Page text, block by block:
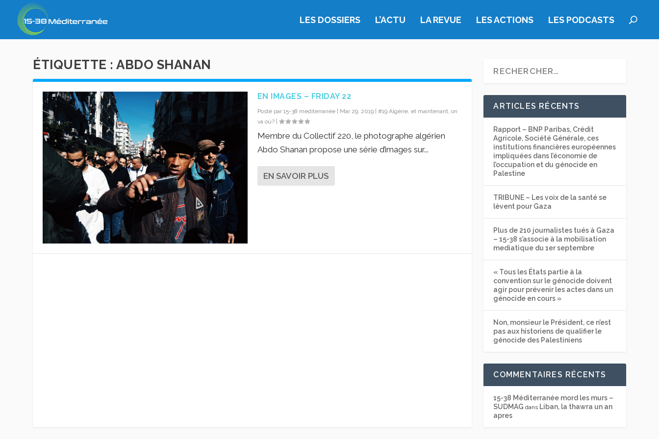
LES DOSSIERS L’ACTU LA REVUE LES ACTIONS LES PODCASTS
ÉTIQUETTE :ABDO SHANAN
EN IMAGES – FRIDAY 22
Posté par 15-38 mediterranée| Mar 29, 2019| #19 Algérie, et maintenant, on
va où?|
Membre du Collectif 220, le photographe algérien
Abdo Shanan propose une série d’images sur...
EN SAVOIR PLUS
ARTICLES RÉCENTS
Rapport – BNP Paribas, Crédit
Agricole, Société Générale, ces
institutions financières européennes
impliquées dans l’économie de
l’occupation et du génocide en
Palestine
TRIBUNE – Les voix de la santé se
lèvent pour Gaza
Plus de 210 journalistes tués à Gaza
– 15-38 s’associe à la mobilisation
mediatique du 1er septembre
« Tous les États partie à la
convention sur le génocide doivent
agir pour prévenir les actes dans un
génocide en cours »
Non, monsieur le Président, ce n’est
pas aux historiens de qualifier le
génocide des Palestiniens
COMMENTAIRES RÉCENTS
15-38 Méditerranée mord les murs –
SUDMAG dans Liban, la thawra un an
apres